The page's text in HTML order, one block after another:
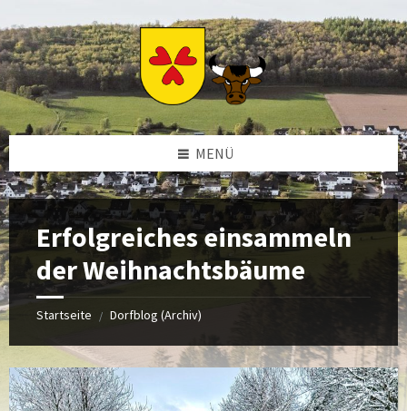
Inhalt
springen
linken
Sidebar
springen
rechten
Sidebar
springen
Footer
springen
MENÜ
Erfolgreiches einsammeln
der Weihnachtsbäume
Startseite / Dorfblog (Archiv)